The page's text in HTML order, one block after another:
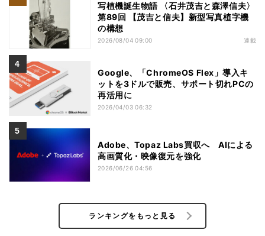
写植機誕生物語 〈石井茂吉と森澤信夫〉
第89回 【茂吉と信夫】新型写真植字機
の構想
2026/08/04 09:00 連載
Google、「ChromeOS Flex」導入キ
ットを3ドルで販売、サポート切れPCの
再活用に
2026/04/03 06:32
Adobe、Topaz Labs買収へ AIによる
高画質化・映像復元を強化
2026/06/26 04:56
ランキングをもっと見る